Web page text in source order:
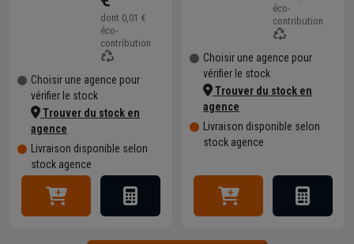
- 36 x 36
cm
dont 0,01 €
éco-
contribution
Choisir une agence pour
vérifier le stock
Trouver du stock en
agence
Livraison disponible selon
stock agence
éco-
contribution
Choisir une agence pour
vérifier le stock
Trouver du stock en
agence
Livraison disponible selon
stock agence